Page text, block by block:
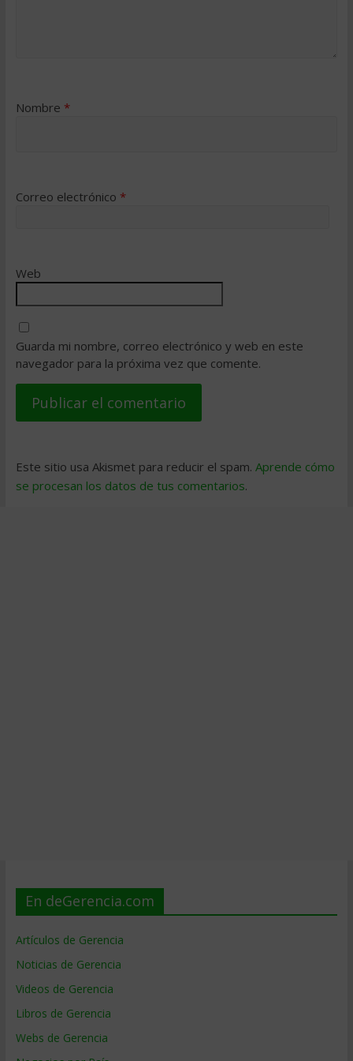
Nombre *
Correo electrónico *
Web
Guarda mi nombre, correo electrónico y web en este
navegador para la próxima vez que comente.
Este sitio usa Akismet para reducir el spam. Aprende cómo
se procesan los datos de tus comentarios.
En deGerencia.com
Artículos de Gerencia
Noticias de Gerencia
Videos de Gerencia
Libros de Gerencia
Webs de Gerencia